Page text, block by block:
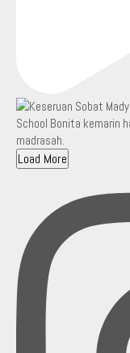
Load More